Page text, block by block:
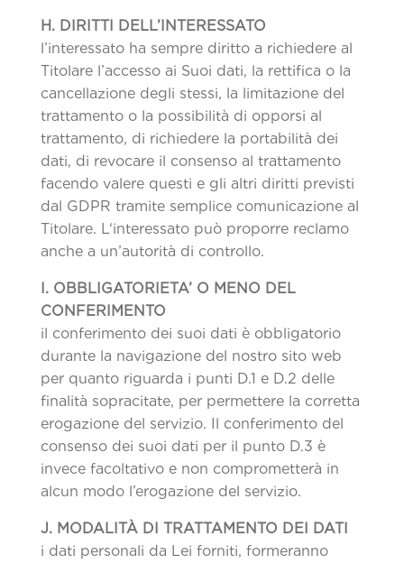
H. DIRITTI DELL’INTERESSATO
l’interessato ha sempre diritto a richiedere al
Titolare l’accesso ai Suoi dati, la rettifica o la
cancellazione degli stessi, la limitazione del
trattamento o la possibilità di opporsi al
trattamento, di richiedere la portabilità dei
dati, di revocare il consenso al trattamento
facendo valere questi e gli altri diritti previsti
dal GDPR tramite semplice comunicazione al
Titolare. L‘interessato può proporre reclamo
anche a un’autorità di controllo.
I. OBBLIGATORIETA’ O MENO DEL
CONFERIMENTO
il conferimento dei suoi dati è obbligatorio
durante la navigazione del nostro sito web
per quanto riguarda i punti D.1 e D.2 delle
finalità sopracitate, per permettere la corretta
erogazione del servizio. Il conferimento del
consenso dei suoi dati per il punto D.3 è
invece facoltativo e non comprometterà in
alcun modo l’erogazione del servizio.
J. MODALITÀ DI TRATTAMENTO DEI DATI
i dati personali da Lei forniti, formeranno